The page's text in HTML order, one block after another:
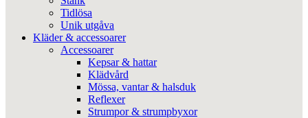
Tidlösa
Unik utgåva
Kläder & accessoarer
Accessoarer
Kepsar & hattar
Klädvård
Mössa, vantar & halsduk
Reflexer
Strumpor & strumpbyxor